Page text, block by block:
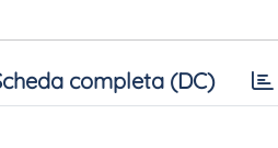
completa (DC)